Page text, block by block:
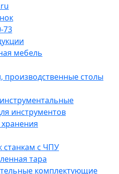
73
мебель
производственные столы
инструментов
станкам с ЧПУ
тара
комплектующие